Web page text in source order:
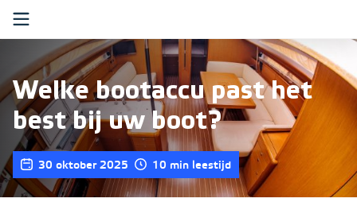
Ga verder naar content
Boot
Recreatiewoning
Over ons
Klantenservice
Welke bootaccu past het
best bij uw boot?
30 oktober 2025 10 min leestijd